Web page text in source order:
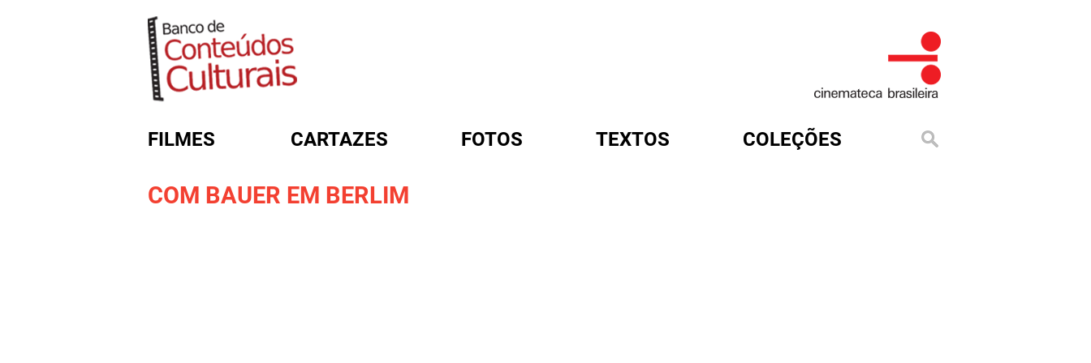
FILMES CARTAZES FOTOS TEXTOS COLEÇÕES
COM BAUER EM BERLIM